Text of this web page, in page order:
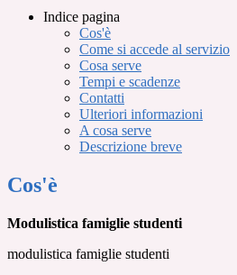
Indice pagina
Cos'è
Come si accede al servizio
Cosa serve
Tempi e scadenze
Contatti
Ulteriori informazioni
A cosa serve
Descrizione breve
Cos'è
Modulistica famiglie studenti
modulistica famiglie studenti